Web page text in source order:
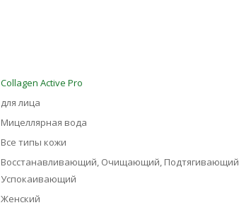
Collagen Active Pro
для лица
Мицеллярная вода
Все типы кожи
Восстанавливающий, Очищающий,
Успокаивающий
Женский